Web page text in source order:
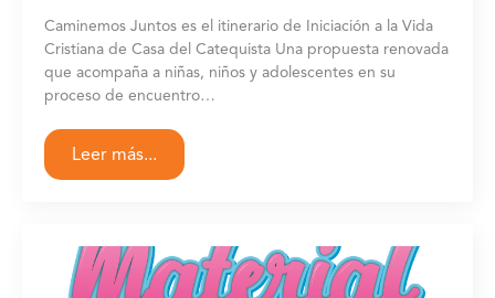
Caminemos Juntos es el itinerario de Iniciación a la Vida
Cristiana de Casa del Catequista Una propuesta renovada
que acompaña a niñas, niños y adolescentes en su
proceso de encuentro…
Leer más...